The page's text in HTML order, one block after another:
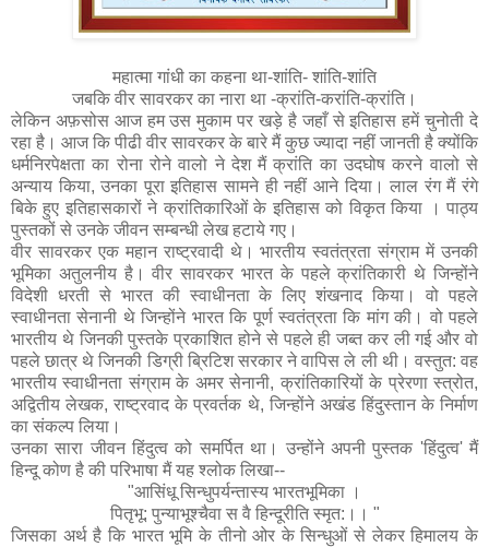
महात्मा गांधी का कहना था-शांति- शांति-शांति
जबकि वीर सावरकर का नारा था -क्रांति-करांति-क्रांति।
लेकिन अफ़सोस आज हम उस मुकाम पर खड़े है जहाँ से इतिहास हमें चुनोती दे
रहा है। आज कि पीढी वीर सावरकर के बारे मैं कुछ ज्यादा नहीं जानती है क्योंकि
धर्मनिरपेक्षता का रोना रोने वालो ने देश मैं क्रांति का उदघोष करने वालो से
अन्याय किया, उनका पूरा इतिहास सामने ही नहीं आने दिया। लाल रंग मैं रंगे
बिके हुए इतिहासकारों ने क्रांतिकारिओं के इतिहास को विकृत किया । पाठ्य
पुस्तकों से उनके जीवन सम्बन्धी लेख हटाये गए।
वीर सावरकर एक महान राष्ट्रवादी थे। भारतीय स्वतंत्रता संग्राम में उनकी
भूमिका अतुलनीय है। वीर सावरकर भारत के पहले क्रांतिकारी थे जिन्होंने
विदेशी धरती से भारत की स्वाधीनता के लिए शंखनाद किया। वो पहले
स्वाधीनता सेनानी थे जिन्होंने भारत कि पूर्ण स्वतंत्रता कि मांग की। वो पहले
भारतीय थे जिनकी पुस्तके प्रकाशित होने से पहले ही जब्त कर ली गई और वो
पहले छात्र थे जिनकी डिग्री ब्रिटिश सरकार ने वापिस ले ली थी। वस्तुत: वह
भारतीय स्वाधीनता संग्राम के अमर सेनानी, क्रांतिकारियों के प्रेरणा स्त्रोत,
अद्वितीय लेखक, राष्ट्रवाद के प्रवर्तक थे, जिन्होंने अखंड हिंदुस्तान के निर्माण
का संकल्प लिया।
उनका सारा जीवन हिंदुत्व को समर्पित था। उन्होंने अपनी पुस्तक 'हिंदुत्व' मैं
हिन्दू कोण है की परिभाषा मैं यह श्लोक लिखा--
"आसिंधू सिन्धुपर्यन्तास्य भारतभूमिका ।
पितृभू: पुन्याभूश्चैवा स वै हिन्दूरीति स्मृत:।। "
जिसका अर्थ है कि भारत भूमि के तीनो ओर के सिन्धुओं से लेकर हिमालय के